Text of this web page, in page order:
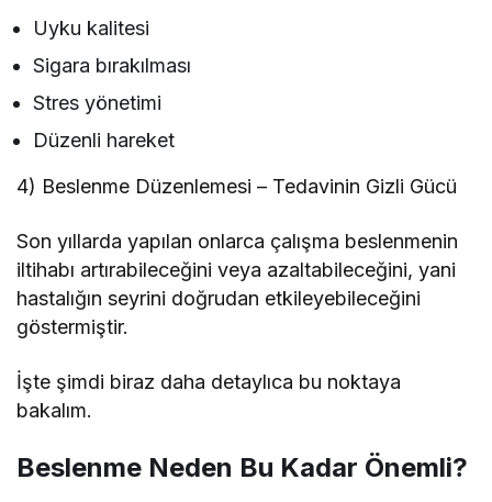
Uyku kalitesi
Sigara bırakılması
Stres yönetimi
Düzenli hareket
4) Beslenme Düzenlemesi – Tedavinin Gizli Gücü
Son yıllarda yapılan onlarca çalışma beslenmenin
iltihabı artırabileceğini veya azaltabileceğini, yani
hastalığın seyrini doğrudan etkileyebileceğini
göstermiştir.
İşte şimdi biraz daha detaylıca bu noktaya
bakalım.
Beslenme Neden Bu Kadar Önemli?